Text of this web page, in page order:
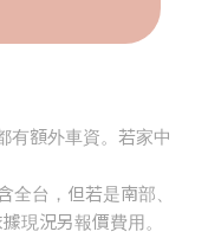
有額外車資。若家中
台，但若是南部、
現況另報價費用。